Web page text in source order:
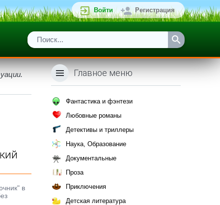
Войти Регистрация
в
Главное меню
Фантастика и фэнтези
Любовные романы
Детективы и триллеры
Наука, Образование
Документальные
Проза
Приключения
Детская литература